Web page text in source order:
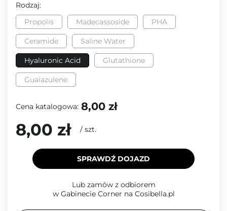
Rodzaj:
Propolis
Madecassoside PHA
Ceramide Saline Water
Hyaluronic Acid Glutathione
Guaiazulene
Cena katalogowa: 8,00 zł
8,00 zł / szt.
SPRAWDŹ DOJAZD
Lub zamów z odbiorem
w Gabinecie Corner na Cosibella.pl